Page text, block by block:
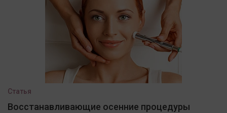
Статья
Восстанавливающие осенние процедуры